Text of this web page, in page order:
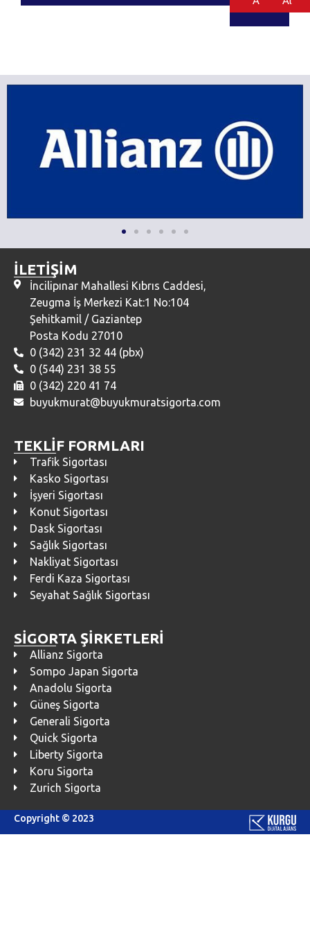
İLETİŞİM
İncilipınar Mahallesi Kıbrıs Caddesi,
Zeugma İş Merkezi Kat:1 No:104
Şehitkamil / Gaziantep
Posta Kodu 27010
0 (342) 231 32 44 (pbx)
0 (544) 231 38 55
0 (342) 220 41 74
buyukmurat@buyukmuratsigorta.com
TEKLİF FORMLARI
Trafik Sigortası
Kasko Sigortası
İşyeri Sigortası
Konut Sigortası
Dask Sigortası
Sağlık Sigortası
Nakliyat Sigortası
Ferdi Kaza Sigortası
Seyahat Sağlık Sigortası
SİGORTA ŞİRKETLERİ
Allianz Sigorta
Sompo Japan Sigorta
Anadolu Sigorta
Güneş Sigorta
Generali Sigorta
Quick Sigorta
Liberty Sigorta
Koru Sigorta
Zurich Sigorta
Copyright © 2023